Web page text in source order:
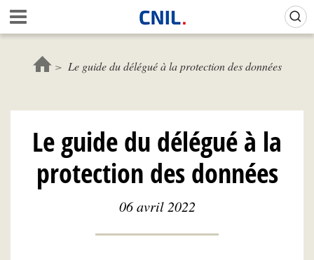
Aller
au
contenu
c
u
l
C
N
I
L
Le guide du délégué à la protection des données
Le guide du délégué à la
protection des données
06 avril 2022
Gestion de vos préférences sur les cookies (témoins de connexion)